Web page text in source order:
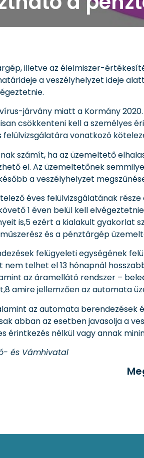
illetve az élelmiszer-
a veszélyhelyzet ideje
járvány miatt a Kormány
csökkenteni kell a személyes
felülvizsgálatára vonatkozó
számít, ha az üzemeltető
el. Az üzemeltetőnek
a veszélyhelyzet
éves felülvizsgálatának
1 éven belül kell
is,5 ezért a kialakult gyakorlat
és a pénztárgép
felügyeleti egységének
telhet el 13 hónapnál
az áramellátó rendszer –
amire jellemzően az automata
az automata berendezések
abban az esetben javasolja a
érintkezés nélkül vagy annak
és Vámhivatal